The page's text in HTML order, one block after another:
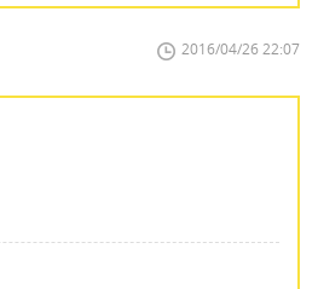
2016/04/26 22:07